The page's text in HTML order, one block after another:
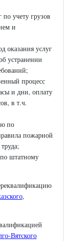
по учету грузов
и
оказания услуг
устранении
процесс
и дни, оплату
в т.ч.
по
пожарной
штатному
,
Вятского